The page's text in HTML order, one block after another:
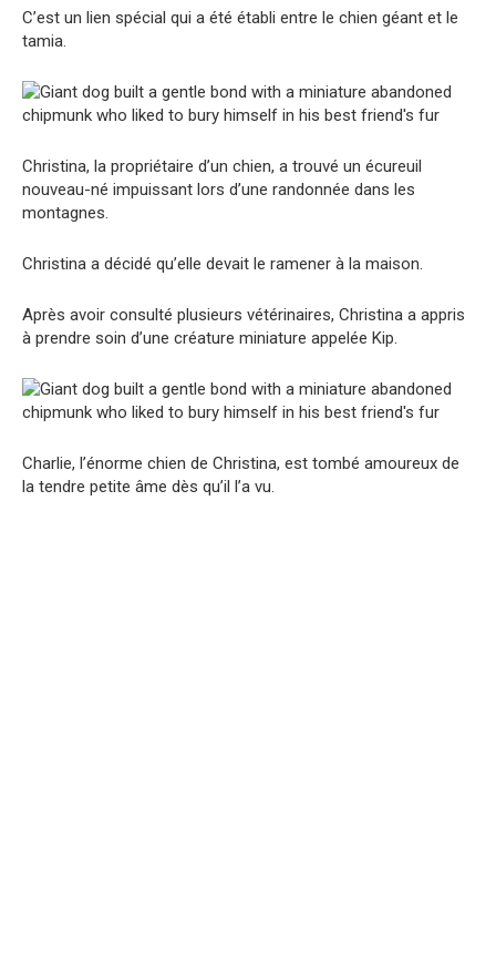
C’est un lien spécial qui a été établi entre le chien géant et le
tamia.
Christina, la propriétaire d’un chien, a trouvé un écureuil
nouveau-né impuissant lors d’une randonnée dans les
montagnes.
Christina a décidé qu’elle devait le ramener à la maison.
Après avoir consulté plusieurs vétérinaires, Christina a appris
à prendre soin d’une créature miniature appelée Kip.
Charlie, l’énorme chien de Christina, est tombé amoureux de
la tendre petite âme dès qu’il l’a vu.